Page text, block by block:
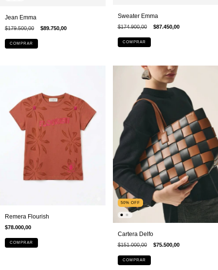
Jean Emma
$179.500,00 $89.750,00
COMPRAR
Sweater Emma
$174.900,00 $87.450,00
COMPRAR
Remera Flourish
$78.000,00
COMPRAR
50% OFF
Cartera Delfo
$151.000,00 $75.500,00
COMPRAR